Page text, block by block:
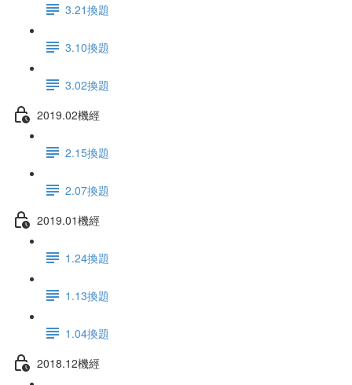
3.21換題
3.10換題
3.02換題
2019.02機經
2.15換題
2.07換題
2019.01機經
1.24換題
1.13換題
1.04換題
2018.12機經